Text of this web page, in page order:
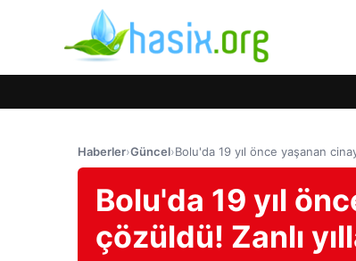
Haberler›Güncel›Bolu'da 19 yıl önce yaşanan
Bolu'da 19 yıl
çözüldü! Zanlı